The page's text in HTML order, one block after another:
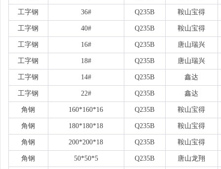
工字钢 36# Q235B 鞍山宝得
工字钢 40# Q235B 鞍山宝得
工字钢 16# Q235B 唐山瑞兴
工字钢 18# Q235B 唐山瑞兴
工字钢 14# Q235B 鑫达
工字钢 22# Q235B 鑫达
角钢 160*160*16 Q235B 鞍山宝得
角钢 180*180*18 Q235B 鞍山宝得
角钢 200*200*18 Q235B 鞍山宝得
角钢 50*50*5 Q235B 唐山龙翔